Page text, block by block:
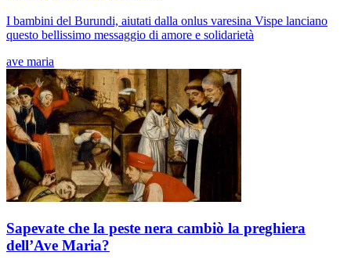
I bambini del Burundi, aiutati dalla onlus varesina Vispe lanciano
questo bellissimo messaggio di amore e solidarietà
ave maria
Sapevate che la peste nera cambiò la preghiera
dell’Ave Maria?